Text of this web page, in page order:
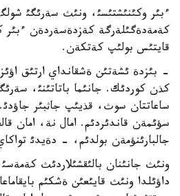
ءبئر وكئنئشتئسئ، ونئث سةرئگئ
كةمةدةگئلةرگة كةزدةسةردةن ءبئر
قايتئس بولئپ كةتكةن.
- بئزدة ئشةتئن ةشقانداي ارتئق
كذن كوردئك. جانئما باتاتئنئ،
ساعاتتان سوث، قذيئپ جاثبئر
سؤئمةن قاندئردئم. امال نة، امان
جالبارئنؤمةن بولدئم، - دةيدئ
ونئث جانئنان بالئقشئلاردئث
داؤئلدا ونئث قايئعئن ةشكئم